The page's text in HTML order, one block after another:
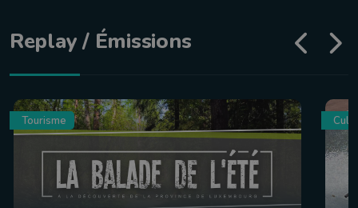
Replay / Émissions
Tourisme